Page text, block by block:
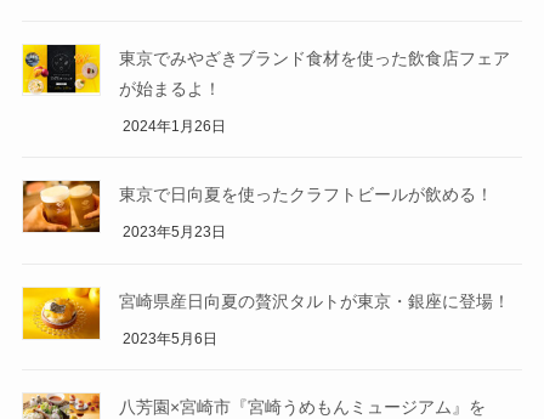
東京でみやざきブランド食材を使った飲食店フェア
が始まるよ！
2024年1月26日
東京で日向夏を使ったクラフトビールが飲める！
2023年5月23日
宮崎県産日向夏の贅沢タルトが東京・銀座に登場！
2023年5月6日
八芳園×宮崎市『宮崎うめもんミュージアム』を